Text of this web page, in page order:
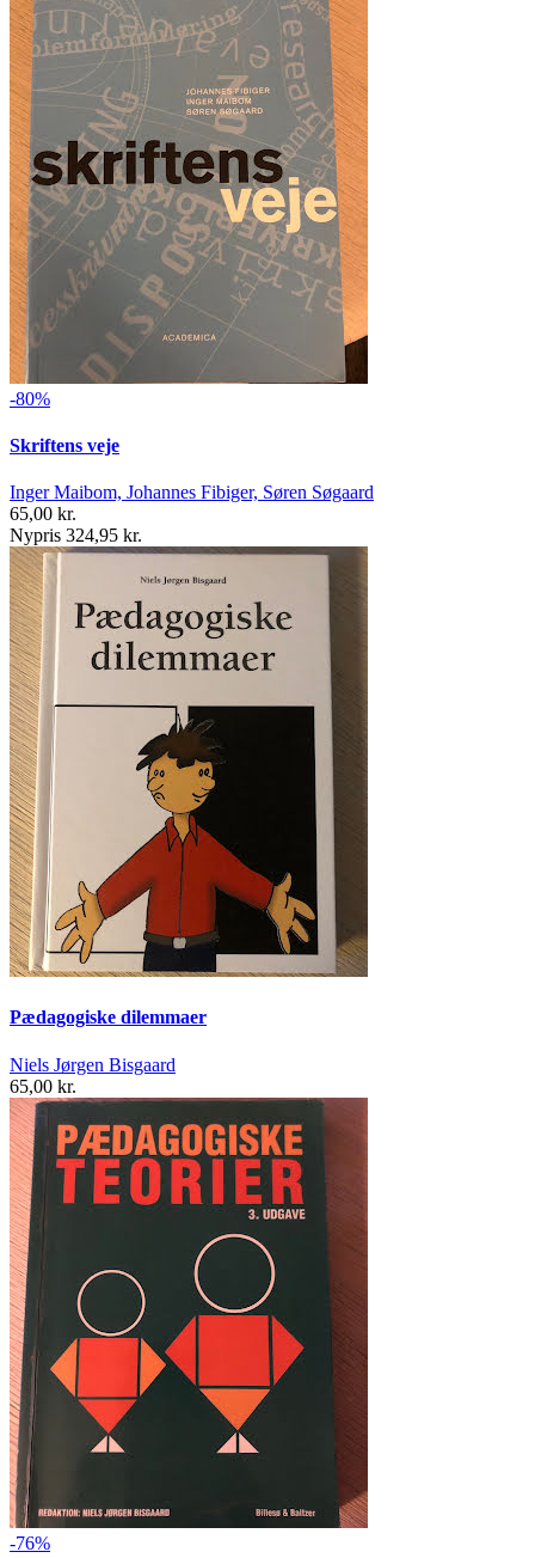
-80%
Skriftens veje
Inger Maibom, Johannes Fibiger, Søren Søgaard
65,00 kr.
Nypris 324,95 kr.
Pædagogiske dilemmaer
Niels Jørgen Bisgaard
65,00 kr.
-76%